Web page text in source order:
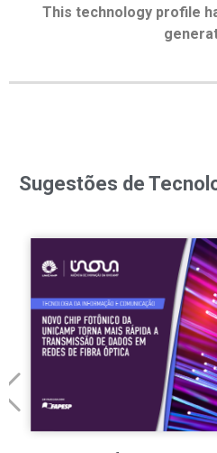
This technology profile
Sugestões de